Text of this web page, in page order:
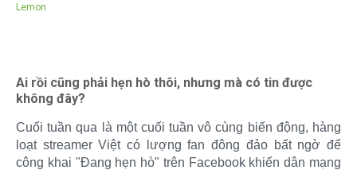
Lemon
Ai rồi cũng phải hẹn hò thôi, nhưng mà có tin được
không đây?
Cuối tuần qua là một cuối tuần vô cùng biến động, hàng
loạt streamer Việt có lượng fan đông đảo bất ngờ để
công khai "Đang hẹn hò" trên Facebook khiến dân mạng